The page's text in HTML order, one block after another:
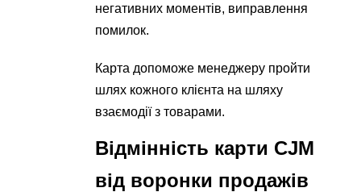
негативних моментів, виправлення
помилок.
Карта допоможе менеджеру пройти
шлях кожного клієнта на шляху
взаємодії з товарами.
Відмінність карти CJM
від воронки продажів